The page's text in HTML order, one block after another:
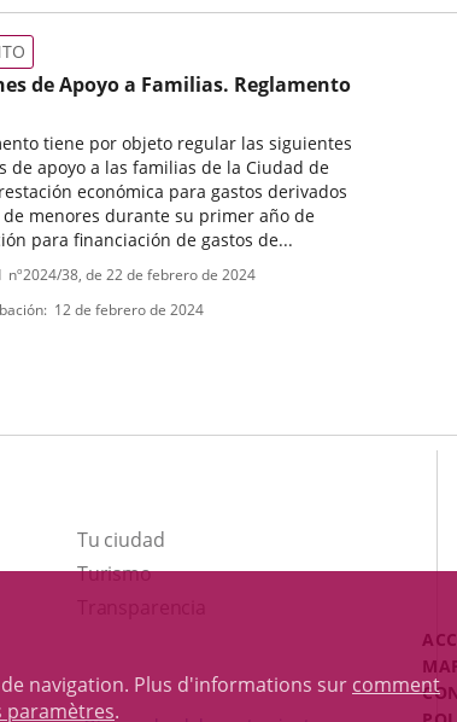
navigation. Plus d'informations sur comment
paramètres.
de Apoyo a Familias. Reglamento
tiene por objeto regular las siguientes
de apoyo a las familias de la Ciudad de
económica para gastos derivados
menores durante su primer año de
para financiación de gastos de...
nº2024/38, de 22 de febrero de 2024
12 de febrero de 2024
Tu ciudad
TurismoEste
abrirá
Menú
Legal